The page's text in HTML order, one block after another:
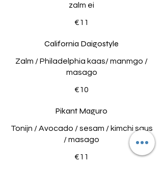
zalm ei
€11
California Daigostyle
Zalm / Philadelphia kaas/ manmgo /
masago
€10
Pikant Maguro
Tonijn / Avocado / sesam / kimchi saus
/ masago
€11